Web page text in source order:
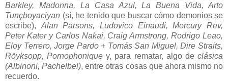
Barkley, Madonna, La Casa Azul, La Buena Vida, Arto
Tunçboyaciyan (sí, he tenido que buscar cómo demonios se
escribe), Alan Parsons, Ludovico Einaudi, Mercury Rev,
Peter Kater y Carlos Nakai, Craig Armstrong, Rodrigo Leao,
Eloy Terrero, Jorge Pardo + Tomás San Miguel, Dire Straits,
Röyksopp, Pornophonique y, para rematar, algo declásica
(Albinoni, Pachelbel), entre otras cosas que ahora mismo no
recuerdo.